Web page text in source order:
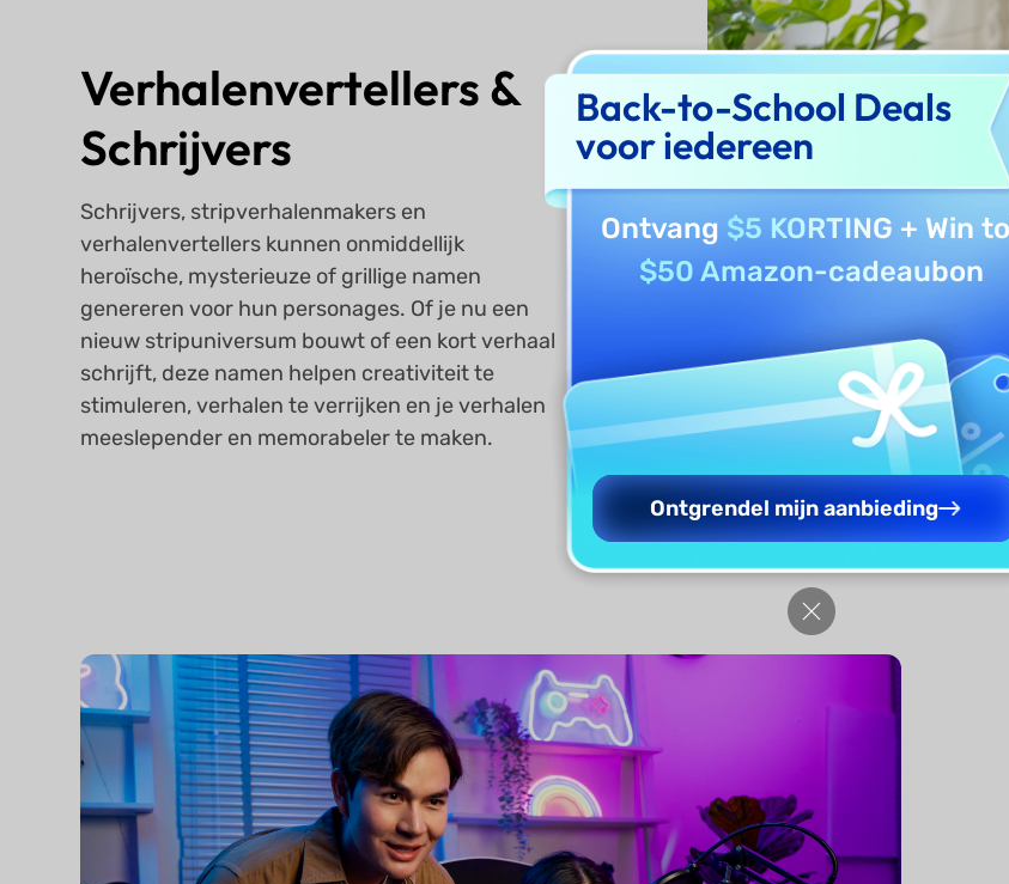
Verhalenvertellers &
Schrijvers
Schrijvers, stripverhalenmakers en
verhalenvertellers kunnen onmiddellijk
heroïsche, mysterieuze of grillige namen
genereren voor hun personages. Of je nu een
nieuw stripuniversum bouwt of een kort verhaal
schrijft, deze namen helpen creativiteit te
stimuleren, verhalen te verrijken en je verhalen
meeslepender en memorabeler te maken.
Back-to-School Deals
voor iedereen
Ontvang $5 KORTING + Win
$50 Amazon-cadeaubon
Ontgrendel mijn aanbieding